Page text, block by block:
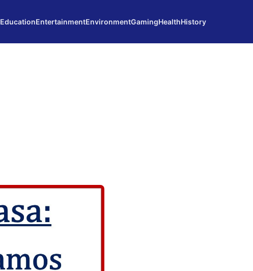
EducationEntertainmentEnvironmentGamingHealthHistory